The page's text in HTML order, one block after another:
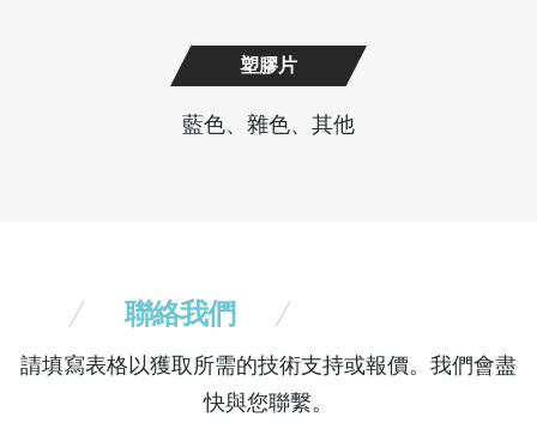
塑膠片
藍色、雜色、其他
聯絡我們
請填寫表格以獲取所需的技術支持或報價。我們會盡
快與您聯繫。